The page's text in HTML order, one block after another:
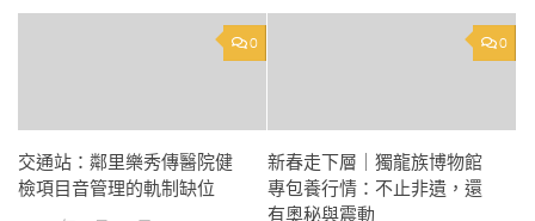
0
交通站：鄰里樂秀傳醫院健
檢項目音管理的軌制缺位
0
新春走下層｜獨龍族博物館
專包養行情：不止非遺，還
有奧秘與震動